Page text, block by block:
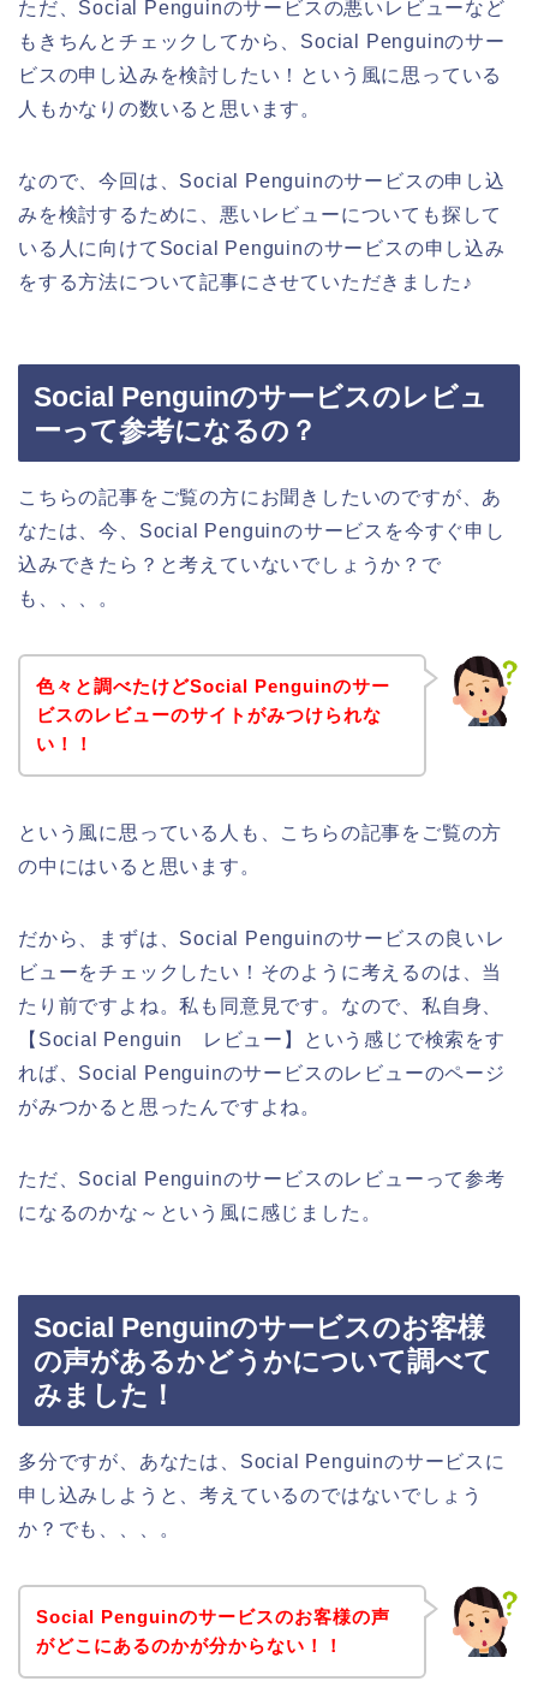
ただ、Social Penguinのサービスの悪いレビューなど
もきちんとチェックしてから、Social Penguinのサー
ビスの申し込みを検討したい！という風に思っている
人もかなりの数いると思います。
なので、今回は、Social Penguinのサービスの申し込
みを検討するために、悪いレビューについても探して
いる人に向けてSocial Penguinのサービスの申し込み
をする方法について記事にさせていただきました♪
Social Penguinのサービスのレビュ
ーって参考になるの？
こちらの記事をご覧の方にお聞きしたいのですが、あ
なたは、今、Social Penguinのサービスを今すぐ申し
込みできたら？と考えていないでしょうか？で
も、、、。
色々と調べたけどSocial Penguinのサー
ビスのレビューのサイトがみつけられな
い！！
という風に思っている人も、こちらの記事をご覧の方
の中にはいると思います。
だから、まずは、Social Penguinのサービスの良いレ
ビューをチェックしたい！そのように考えるのは、当
たり前ですよね。私も同意見です。なので、私自身、
【Social Penguin レビュー】という感じで検索をす
れば、Social Penguinのサービスのレビューのページ
がみつかると思ったんですよね。
ただ、Social Penguinのサービスのレビューって参考
になるのかな～という風に感じました。
Social Penguinのサービスのお客様
の声があるかどうかについて調べて
みました！
多分ですが、あなたは、Social Penguinのサービスに
申し込みしようと、考えているのではないでしょう
か？でも、、、。
Social Penguinのサービスのお客様の声
がどこにあるのかが分からない！！